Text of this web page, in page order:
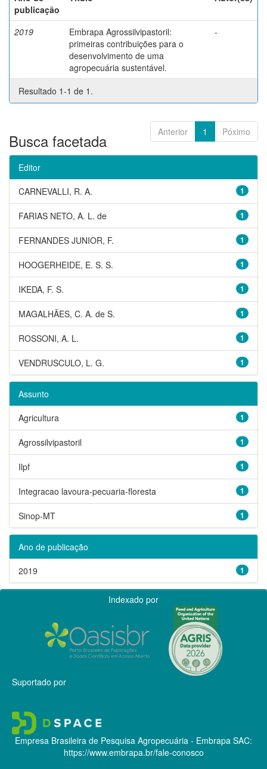
publicação
2019
Embrapa Agrossilvipastoril:
primeiras contribuições para o
desenvolvimento de uma
agropecuária sustentável.
-
Resultado 1-1 de 1.
Anterior 1 Póximo
Busca facetada
Editor
1
CARNEVALLI, R. A.
1
FARIAS NETO, A. L. de
1
FERNANDES JUNIOR, F.
1
HOOGERHEIDE, E. S. S.
1
IKEDA, F. S.
1
MAGALHÃES, C. A. de S.
1
ROSSONI, A. L.
1
VENDRUSCULO, L. G.
Assunto
1
Agricultura
1
Agrossilvipastoril
1
Ilpf
1
Integracao lavoura-pecuaria-floresta
1
Sinop-MT
Ano de publicação
1
2019
Indexado por
Suportado por
Empresa Brasileira de Pesquisa Agropecuária - Embrapa SAC:
https://www.embrapa.br/fale-conosco